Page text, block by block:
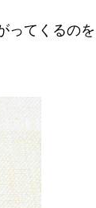
ってくるのを